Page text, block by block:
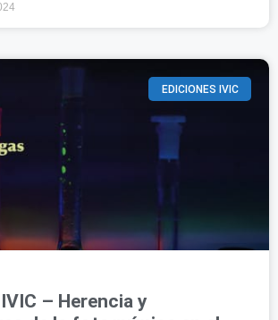
EDICIONES IVIC
– Herencia y